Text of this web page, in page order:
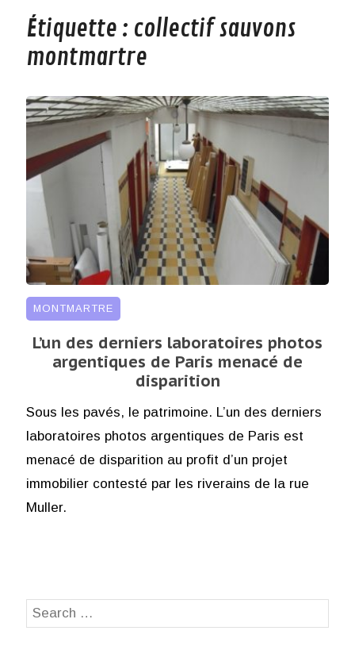
Étiquette : collectif sauvons
montmartre
MONTMARTRE
L’un des derniers laboratoires photos
argentiques de Paris menacé de
disparition
Sous les pavés, le patrimoine. L’un des derniers
laboratoires photos argentiques de Paris est
menacé de disparition au profit d’un projet
immobilier contesté par les riverains de la rue
Muller.
Search